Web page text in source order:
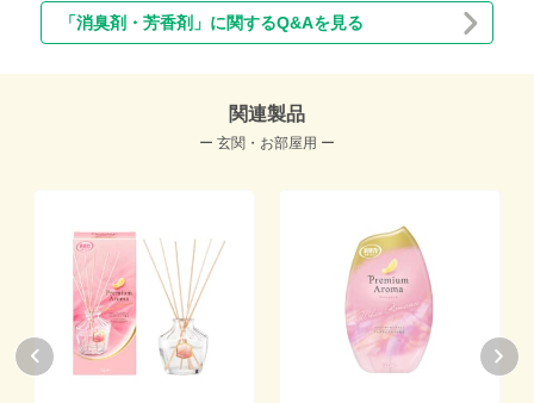
「消臭剤・芳香剤」に関するQ&Aを見る
関連製品
ー 玄関・お部屋用 ー